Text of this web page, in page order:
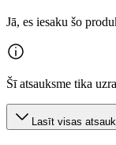
Jā, es iesaku šo
Šī atsauksme tika
Lasīt visas